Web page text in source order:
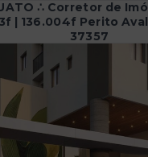
∴ Corretor de
| 136.004f Perito
37357